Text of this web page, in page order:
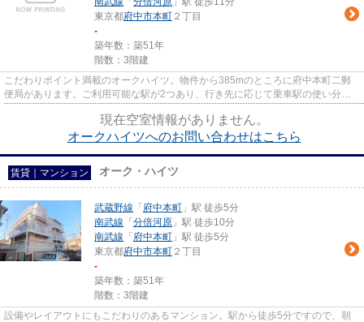
東京都府中市本町 ２丁目
-
築年数：築51年
階数：3階建
こだわりポイント満載のオークハイツ。物件から385mのところに府中本町二郵
便局があります。ご利用可能な駅が2つあり、行き先に応じて乗車駅の使い分け
現在空室情報がありません。
オークハイツへのお問い合わせはこちら
賃貸｜マンション オーク・ハイツ
武蔵野線 「 府中本町 」駅 徒歩5分
南武線 「 分倍河原 」駅 徒歩10分
南武線 「 府中本町 」駅 徒歩5分
東京都府中市本町 ２丁目
-
築年数：築51年
階数：3階建
設備やレイアウトにもこだわりのあるマンション。駅から徒歩5分ですので、朝